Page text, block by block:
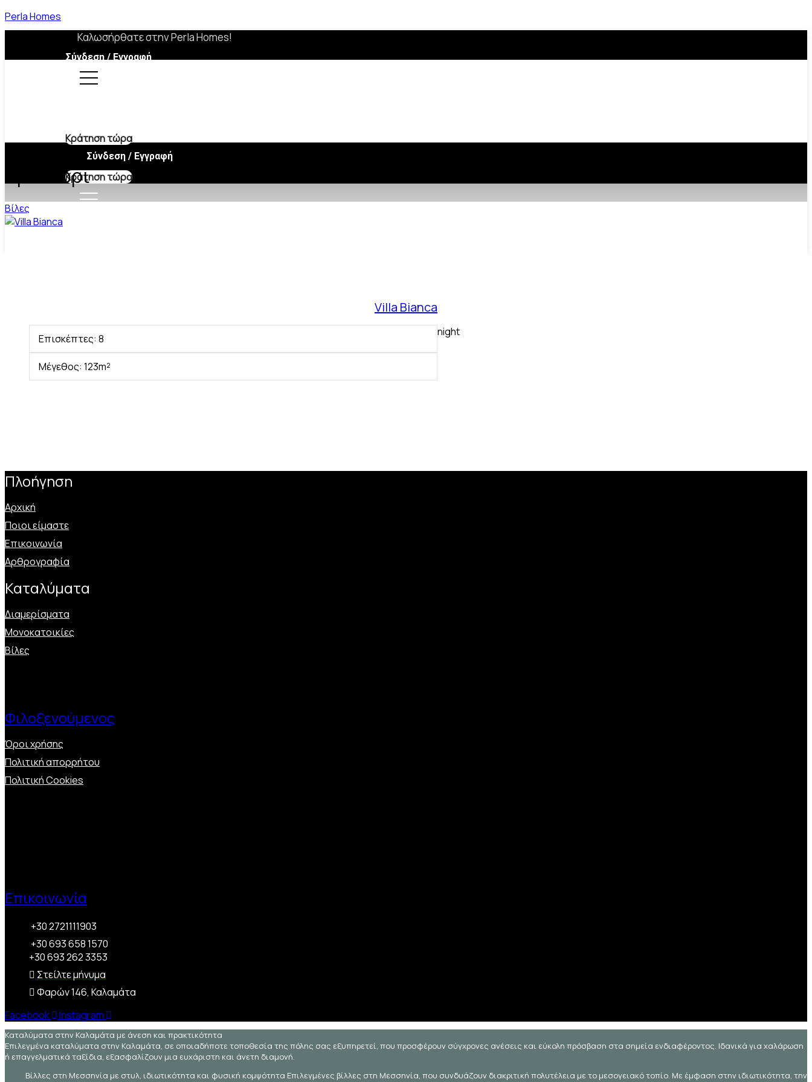
Perla Homes
Καλωσήρθατε στην Perla Homes!
Σύνδεση / Εγγραφή
Κράτηση τώρα
Σύνδεση / Εγγραφή
Κράτηση τώρα
Αριοχώρι
Βίλες
Villa Bianca
Επισκέπτες: 8
Μέγεθος: 123m²
night
Πλοήγηση
Αρχική
Ποιοι είμαστε
Επικοινωνία
Αρθρογραφία
Καταλύματα
Διαμερίσματα
Μονοκατοικίες
Βίλες
Φιλοξενούμενος
Όροι χρήσης
Πολιτική απορρήτου
Πολιτική Cookies
Επικοινωνία
+30 2721111903
+30 693 658 1570
+30 693 262 3353
Στείλτε μήνυμα
Φαρών 146, Καλαμάτα
Facebook
Instagram
Καταλύματα στην Καλαμάτα με άνεση και πρακτικότητα
Επιλεγμένα καταλύματα στην Καλαμάτα, σε οποιαδήποτε τοποθεσία της πόλης σας εξυπηρετεί, που προσφέρουν σύγχρονες ανέσεις και εύκολη πρόσβαση στα σημεία ενδιαφέροντος. Ιδανικά για χαλάρωση
ή επαγγελματικά ταξίδια, εξασφαλίζουν μια ευχάριστη και άνετη διαμονή.
Βίλλες στη Μεσσηνία με στυλ, ιδιωτικότητα και φυσική κομψότητα Επιλεγμένες βίλλες στη Μεσσηνία, που συνδυάζουν διακριτική πολυτέλεια με το μεσογειακό τοπίο. Με έμφαση στην ιδιωτικότητα, την